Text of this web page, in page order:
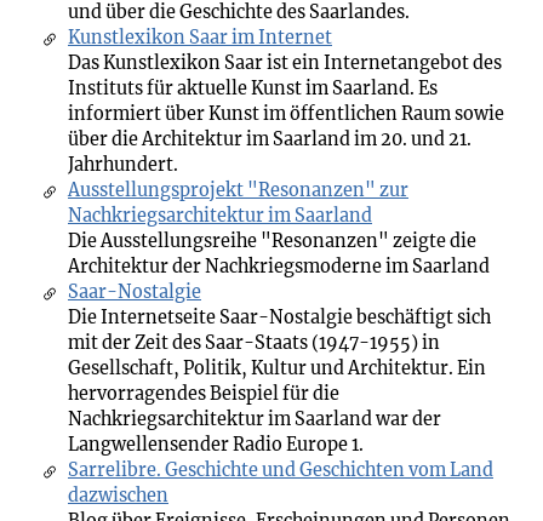
und über die Geschichte des Saarlandes.
Kunstlexikon Saar im Internet
Das Kunstlexikon Saar ist ein Internetangebot des
Instituts für aktuelle Kunst im Saarland. Es
informiert über Kunst im öffentlichen Raum sowie
über die Architektur im Saarland im 20. und 21.
Jahrhundert.
Ausstellungsprojekt "Resonanzen" zur
Nachkriegsarchitektur im Saarland
Die Ausstellungsreihe "Resonanzen" zeigte die
Architektur der Nachkriegsmoderne im Saarland
Saar-Nostalgie
Die Internetseite Saar-Nostalgie beschäftigt sich
mit der Zeit des Saar-Staats (1947-1955) in
Gesellschaft, Politik, Kultur und Architektur. Ein
hervorragendes Beispiel für die
Nachkriegsarchitektur im Saarland war der
Langwellensender Radio Europe 1.
Sarrelibre. Geschichte und Geschichten vom Land
dazwischen